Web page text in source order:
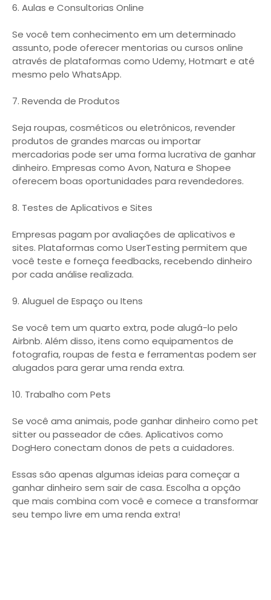
6. Aulas e Consultorias Online
Se você tem conhecimento em um determinado
assunto, pode oferecer mentorias ou cursos online
através de plataformas como Udemy, Hotmart e até
mesmo pelo WhatsApp.
7. Revenda de Produtos
Seja roupas, cosméticos ou eletrônicos, revender
produtos de grandes marcas ou importar
mercadorias pode ser uma forma lucrativa de ganhar
dinheiro. Empresas como Avon, Natura e Shopee
oferecem boas oportunidades para revendedores.
8. Testes de Aplicativos e Sites
Empresas pagam por avaliações de aplicativos e
sites. Plataformas como UserTesting permitem que
você teste e forneça feedbacks, recebendo dinheiro
por cada análise realizada.
9. Aluguel de Espaço ou Itens
Se você tem um quarto extra, pode alugá-lo pelo
Airbnb. Além disso, itens como equipamentos de
fotografia, roupas de festa e ferramentas podem ser
alugados para gerar uma renda extra.
10. Trabalho com Pets
Se você ama animais, pode ganhar dinheiro como pet
sitter ou passeador de cães. Aplicativos como
DogHero conectam donos de pets a cuidadores.
Essas são apenas algumas ideias para começar a
ganhar dinheiro sem sair de casa. Escolha a opção
que mais combina com você e comece a transformar
seu tempo livre em uma renda extra!